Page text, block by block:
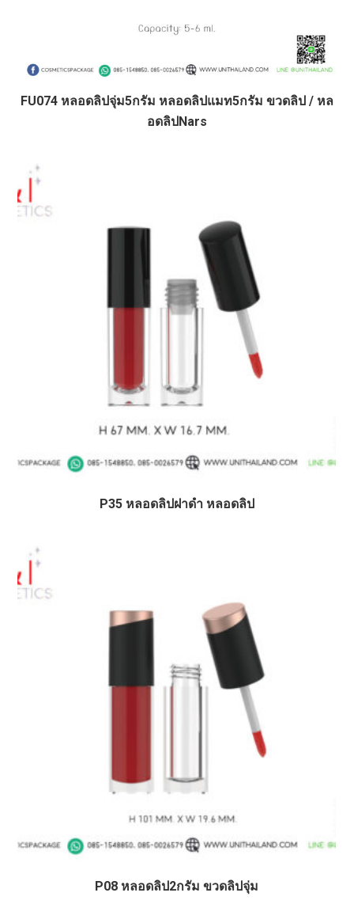
FU074 หลอดลิปจุ่ม5กรัม หลอดลิปแมท5กรัม ขวดลิป / หล
อดลิปNars
P35 หลอดลิปฝาดำ หลอดลิป
P08 หลอดลิป2กรัม ขวดลิปจุ่ม